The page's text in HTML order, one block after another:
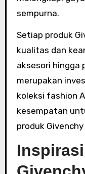
sempurna.
Setiap produk
kualitas dan
aksesori hingga
merupakan
koleksi fashion
kesempatan
produk